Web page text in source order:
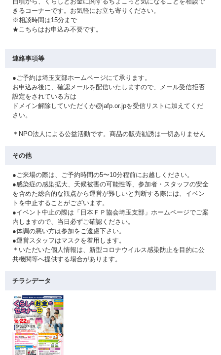
きるコーナーです。お気軽にお立ち寄りください。
※相談時間は15分まで
★こちらはお申込み不要です。
連絡事項等
●ご予約は埼玉支部ホームページにて承ります。
お申込み後に、確認メールを配信いたしますので、メール受信拒否
設定をされている方は
ドメイン解除していただくか@jafp.or.jpを受信リストに加えてくだ
さい。
＊NPO法人による公益活動です。商品の販売勧誘は一切ありません
その他
●ご来場の際は、ご予約時間の5〜10分程前にお越しください。
●感染症の感染拡大、天候被害の可能性等、参加者・スタッフの安全
を含めた総合的な観点から運営が難しいと判断する際には、イベン
トを中止することがございます。
●イベント中止の際は「日本ＦＰ協会埼玉支部」ホームページでご案
内しますので、当日必ずご確認ください。
●体調の悪い方は参加をご遠慮下さい。
●運営スタッフはマスクを着用します。
＊いただいた個人情報は、新型コロナウイルス感染防止を目的に公
共機関等へ提供する場合があります。
チラシデータ